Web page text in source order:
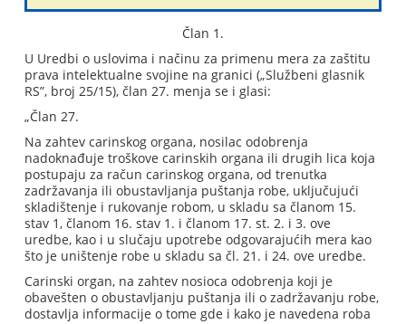
Član 1.
U Uredbi o uslovima i načinu za primenu mera za zaštitu
prava intelektualne svojine na granici („Službeni glasnik
RS”, broj 25/15), član 27. menja se i glasi:
„Član 27.
Na zahtev carinskog organa, nosilac odobrenja
nadoknađuje troškove carinskih organa ili drugih lica koja
postupaju za račun carinskog organa, od trenutka
zadržavanja ili obustavljanja puštanja robe, uključujući
skladištenje i rukovanje robom, u skladu sa članom 15.
stav 1, članom 16. stav 1. i članom 17. st. 2. i 3. ove
uredbe, kao i u slučaju upotrebe odgovarajućih mera kao
što je uništenje robe u skladu sa čl. 21. i 24. ove uredbe.
Carinski organ, na zahtev nosioca odobrenja koji je
obavešten o obustavljanju puštanja ili o zadržavanju robe,
dostavlja informacije o tome gde i kako je navedena roba